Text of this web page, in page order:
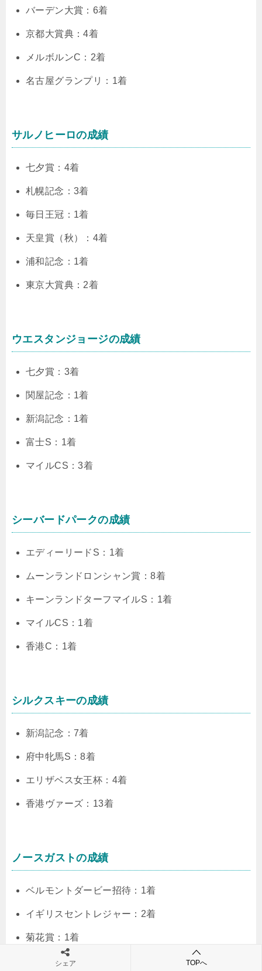
バーデン大賞：6着
京都大賞典：4着
メルボルンC：2着
名古屋グランプリ：1着
サルノヒーロの成績
七夕賞：4着
札幌記念：3着
毎日王冠：1着
天皇賞（秋）：4着
浦和記念：1着
東京大賞典：2着
ウエスタンジョージの成績
七夕賞：3着
関屋記念：1着
新潟記念：1着
富士S：1着
マイルCS：3着
シーバードパークの成績
エディーリードS：1着
ムーンランドロンシャン賞：8着
キーンランドターフマイルS：1着
マイルCS：1着
香港C：1着
シルクスキーの成績
新潟記念：7着
府中牝馬S：8着
エリザベス女王杯：4着
香港ヴァーズ：13着
ノースガストの成績
ベルモントダービー招待：1着
イギリスセントレジャー：2着
菊花賞：1着
ハリウッドダービー：1着
シェア TOPへ